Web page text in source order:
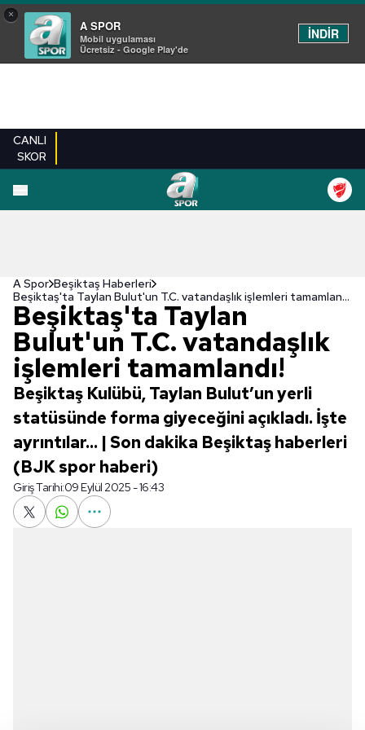
×
A SPOR
Mobil uygulaması
Ücretsiz - Google Play'de
İNDİR
CANLI
SKOR
A Spor Beşiktaş Haberleri
Beşiktaş'ta Taylan Bulut'un T.C. vatandaşlık işlemleri tamamlandı!
Beşiktaş'ta Taylan
Bulut'un T.C. vatandaşlık
işlemleri tamamlandı!
Beşiktaş Kulübü, Taylan Bulut’un yerli
statüsünde forma giyeceğini açıkladı. İşte
ayrıntılar... | Son dakika Beşiktaş haberleri
(BJK spor haberi)
Giriş Tarihi:09 Eylül 2025 - 16:43